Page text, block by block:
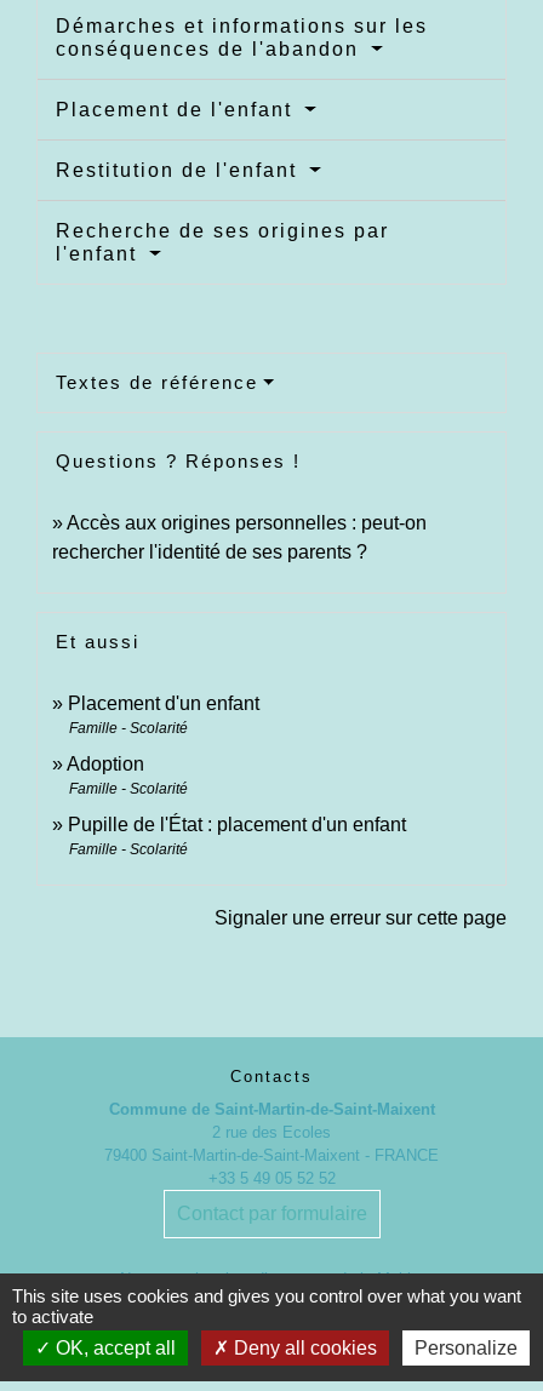
Démarches et informations sur les
conséquences de l'abandon
Placement de l'enfant
Restitution de l'enfant
Recherche de ses origines par
l'enfant
Textes de référence
Questions ? Réponses !
Accès aux origines personnelles : peut-on
rechercher l'identité de ses parents ?
Et aussi
Placement d'un enfant
Famille - Scolarité
Adoption
Famille - Scolarité
Pupille de l'État : placement d'un enfant
Famille - Scolarité
Signaler une erreur sur cette page
Contacts
Commune de Saint-Martin-de-Saint-Maixent
2 rue des Ecoles
79400 Saint-Martin-de-Saint-Maixent - FRANCE
+33 5 49 05 52 52
Contact par formulaire
Nouveaux horaires d’ouverture de la Mairie.
À compter du 19 septembre 2022
Lundi de 13h à 17h
Mardi de 13h à 18h
This site uses cookies and gives you control over what you want
to activate
OK, accept all
Deny all cookies Personalize